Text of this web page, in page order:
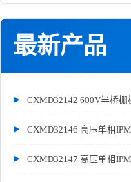
最新产品
CXMD32142 600V半桥栅
CXMD32146 高压单相
CXMD32147 高压单相